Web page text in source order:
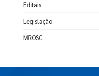
Editais
Legislação
MROSC